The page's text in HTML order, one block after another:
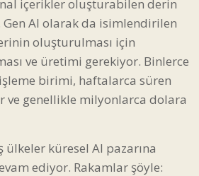
içerikler oluşturabilen derin
AI olarak da isimlendirilen
oluşturulması için
ve üretimi gerekiyor. Binlerce
birimi, haftalarca süren
ve genellikle milyonlarca dolara
ülkeler küresel AI pazarına
ediyor. Rakamlar şöyle: